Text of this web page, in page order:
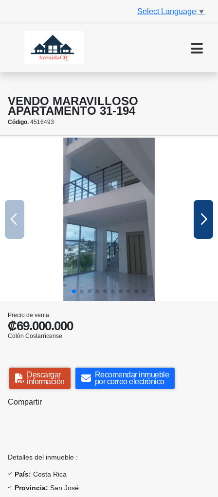
Select Language ▼
VENDO MARAVILLOSO
APARTAMENTO 31-194
Código. 4516493
Precio de venta
₡69.000.000
Colón Costarricense
Descargar
información
Recomendar inmueble
por correo electrónico
Compartir
Detalles del inmueble :
País: Costa Rica
Provincia: San José